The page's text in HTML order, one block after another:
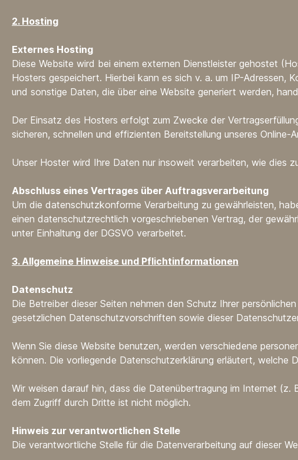
2. Hosting
Externes Hosting
Diese Website wird bei einem externen Dienstleister gehostet
Hosters gespeichert. Hierbei kann es sich v. a. um IP-
und sonstige Daten, die über eine Website generiert werden,
Der Einsatz des Hosters erfolgt zum Zwecke der
sicheren, schnellen und effizienten Bereitstellung unseres
Unser Hoster wird Ihre Daten nur insoweit verarbeiten, wie dies
Abschluss eines Vertrages über Auftragsverarbeitung
Um die datenschutzkonforme Verarbeitung zu gewährleisten,
einen datenschutzrechtlich vorgeschriebenen Vertrag, der
unter Einhaltung der DGSVO verarbeitet.
3. Allgemeine Hinweise und Pflichtinformationen
Datenschutz
Die Betreiber dieser Seiten nehmen den Schutz Ihrer
gesetzlichen Datenschutzvorschriften sowie dieser
Wenn Sie diese Website benutzen, werden verschiedene
können. Die vorliegende Datenschutzerklärung erläutert,
Wir weisen darauf hin, dass die Datenübertragung im Internet
dem Zugriff durch Dritte ist nicht möglich.
Hinweis zur verantwortlichen Stelle
Die verantwortliche Stelle für die Datenverarbeitung auf dieser